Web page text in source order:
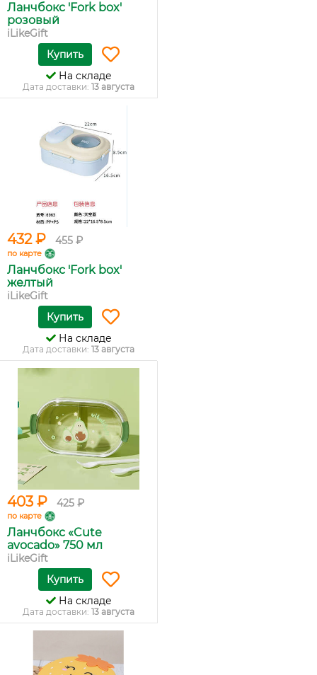
Ланчбокс 'Fork box'
розовый
iLikeGift
Купить
На складе
Дата доставки: 13 августа
432 ₽ 455 ₽
по карте
Ланчбокс 'Fork box'
желтый
iLikeGift
Купить
На складе
Дата доставки: 13 августа
403 ₽ 425 ₽
по карте
Ланчбокс «Cute
avocado» 750 мл
iLikeGift
Купить
На складе
Дата доставки: 13 августа